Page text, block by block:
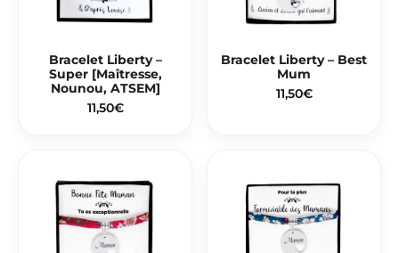
Bracelet Liberty –
Super [Maîtresse,
Nounou, ATSEM]
11,50€
Bracelet Liberty – Best
Mum
11,50€